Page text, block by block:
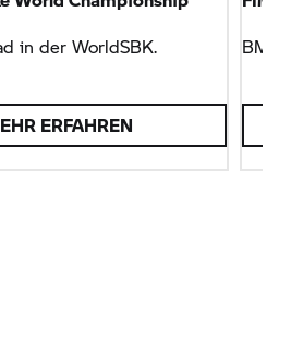
in der WorldSBK.
ERFAHREN
BMW